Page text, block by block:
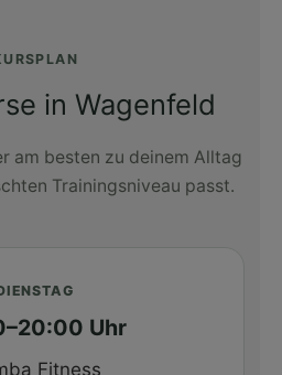
in Wagenfeld
am besten zu deinem Alltag
Trainingsniveau passt.
Uhr
Fitness